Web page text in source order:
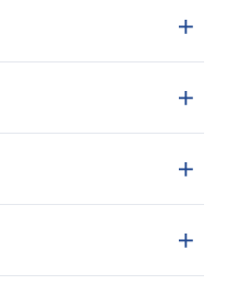
＋
＋
＋
＋